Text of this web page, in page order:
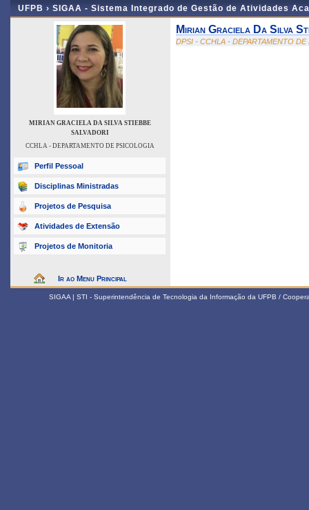
UFPB › SIGAA - Sistema Integrado de Gestão de Atividades
MIRIAN GRACIELA DA SILVA STIEBBE
SALVADORI
CCHLA - DEPARTAMENTO DE PSICOLOGIA
Perfil Pessoal
Disciplinas Ministradas
Projetos de Pesquisa
Atividades de Extensão
Projetos de Monitoria
Ir ao Menu Principal
Mirian Graciela Da Silva
DPSI - CCHLA - DEPARTAMENTO
SIGAA | STI - Superintendência de Tecnologia da Informação da UFPB /